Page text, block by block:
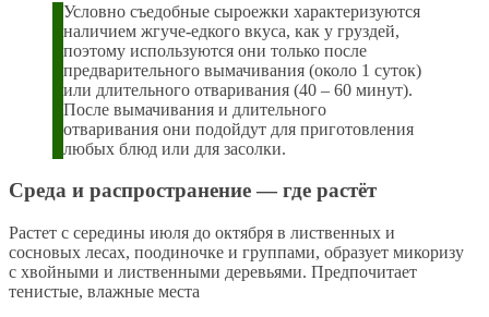
Условно съедобные сыроежки характеризуются
наличием жгуче-едкого вкуса, как у груздей,
поэтому используются они только после
предварительного вымачивания (около 1 суток)
или длительного отваривания (40 – 60 минут).
После вымачивания и длительного
отваривания они подойдут для приготовления
любых блюд или для засолки.
Среда и распространение — где растёт
Растет с середины июля до октября в лиственных и
сосновых лесах, поодиночке и группами, образует микоризу
с хвойными и лиственными деревьями. Предпочитает
тенистые, влажные места